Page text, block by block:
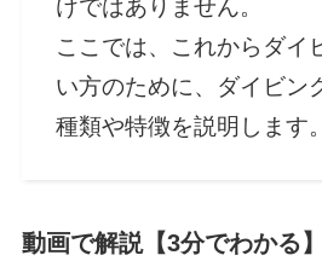
けではありません。
ここでは、これからダイ
い方のために、ダイビン
種類や特徴を説明します。
動画で解説【3分でわかる